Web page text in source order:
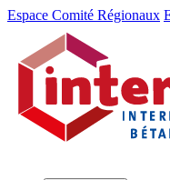
Aller
Aller
contenu
Espace Comité Régionaux